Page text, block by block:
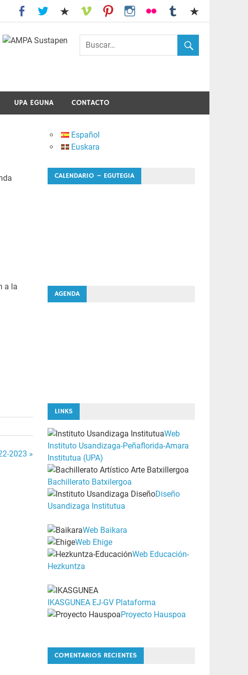
UPA EGUNA CONTACTO
a la
2023 »
Español
Euskara
CALENDARIO – EGUTEGIA
AGENDA
LINKS
Web
Instituto Usandizaga-Peñaflorida-Amara
Institutua (UPA)
Bachillerato Batxilergoa
Diseño
Usandizaga Institutua
Web Baikara
Web Ehige
Web Educación-
Hezkuntza
IKASGUNEA EJ-GV Plataforma
Proyecto Hauspoa
COMENTARIOS RECIENTES